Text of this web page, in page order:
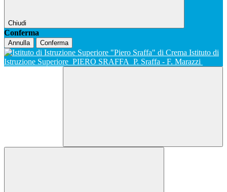
Chiudi
Conferma
Annulla Conferma
Istituto di
Istruzione Superiore PIERO SRAFFA P. Sraffa - F. Marazzi